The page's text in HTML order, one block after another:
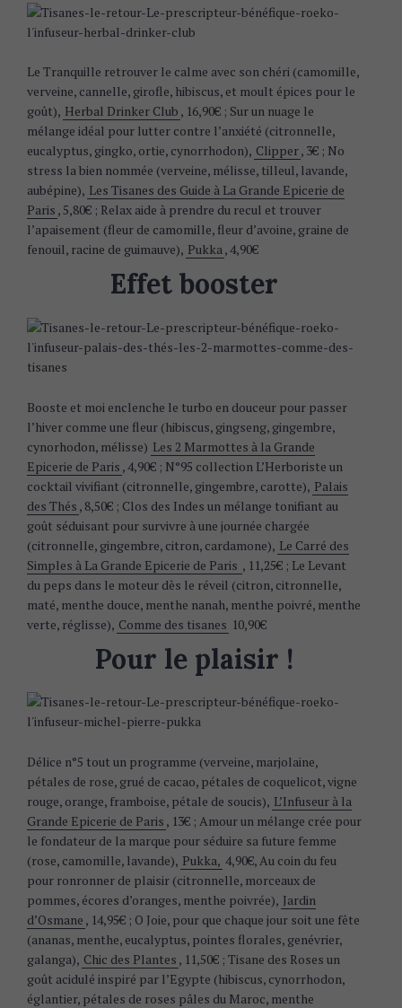
Le Tranquille retrouver le calme avec son chéri (camomille,
verveine, cannelle, girofle, hibiscus, et moult épices pour le
goût), Herbal Drinker Club , 16,90€ ; Sur un nuage le
mélange idéal pour lutter contre l’anxiété (citronnelle,
eucalyptus, gingko, ortie, cynorrhodon), Clipper, 3€ ; No
stress la bien nommée (verveine, mélisse, tilleul, lavande,
aubépine), Les Tisanes des Guide à La Grande Epicerie de
Paris , 5,80€ ; Relax aide à prendre du recul et trouver
l’apaisement (fleur de camomille, fleur d’avoine, graine de
fenouil, racine de guimauve), Pukka, 4,90€
Effet booster
Booste et moi enclenche le turbo en douceur pour passer
l’hiver comme une fleur (hibiscus, gingseng, gingembre,
cynorhodon, mélisse) Les 2 Marmottes à la Grande
Epicerie de Paris , 4,90€ ; N°95 collection L’Herboriste un
cocktail vivifiant (citronnelle, gingembre, carotte), Palais
des Thés , 8,50€ ; Clos des Indes un mélange tonifiant au
goût séduisant pour survivre à une journée chargée
(citronnelle, gingembre, citron, cardamone), Le Carré des
Simples à La Grande Epicerie de Paris , 11,25€ ; Le Levant
du peps dans le moteur dès le réveil (citron, citronnelle,
maté, menthe douce, menthe nanah, menthe poivré, menthe
verte, réglisse), Comme des tisanes 10,90€
Pour le plaisir !
Délice n°5 tout un programme (verveine, marjolaine,
pétales de rose, grué de cacao, pétales de coquelicot, vigne
rouge, orange, framboise, pétale de soucis), L’Infuseur à la
Grande Epicerie de Paris , 13€ ; Amour un mélange crée pour
le fondateur de la marque pour séduire sa future femme
(rose, camomille, lavande), Pukka, 4,90€, Au coin du feu
pour ronronner de plaisir (citronnelle, morceaux de
pommes, écores d’oranges, menthe poivrée), Jardin
d’Osmane , 14,95€ ; O Joie, pour que chaque jour soit une fête
(ananas, menthe, eucalyptus, pointes florales, genévrier,
galanga), Chic des Plantes , 11,50€ ; Tisane des Roses un
goût acidulé inspiré par l’Egypte (hibiscus, cynorrhodon,
églantier, pétales de roses pâles du Maroc, menthe